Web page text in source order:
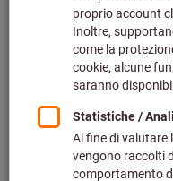
Vielleicht kommen Ihnen
Möchten Sie auch
Störkontur bearbeiten?
aufwendige
gelegentlich oder sogar
magnetisch sind und